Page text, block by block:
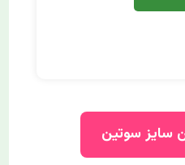
سایز سوتین